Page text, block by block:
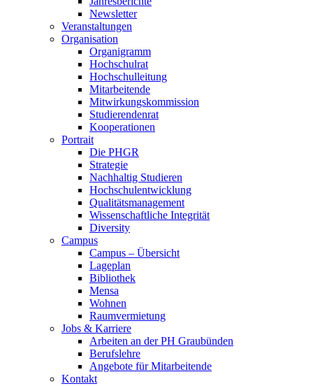
Newsletter
Veranstaltungen
Organisation
Organigramm
Hochschulrat
Hochschulleitung
Mitarbeitende
Mitwirkungskommission
Studierendenrat
Kooperationen
Portrait
Die PHGR
Strategie
Nachhaltig Studieren
Hochschulentwicklung
Qualitätsmanagement
Wissenschaftliche Integrität
Diversity
Campus
Campus – Übersicht
Lageplan
Bibliothek
Mensa
Wohnen
Raumvermietung
Jobs & Karriere
Arbeiten an der PH Graubünden
Berufslehre
Angebote für Mitarbeitende
Kontakt